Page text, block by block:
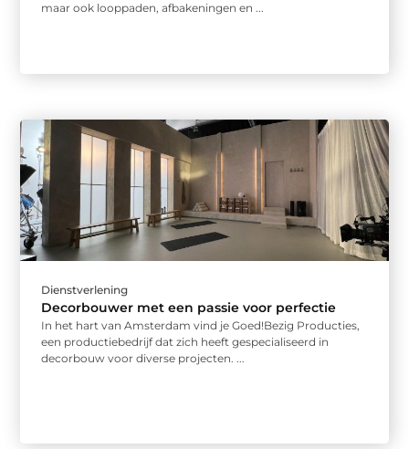
maar ook looppaden, afbakeningen en ...
Dienstverlening
Decorbouwer met een passie voor perfectie
In het hart van Amsterdam vind je Goed!Bezig Producties,
een productiebedrijf dat zich heeft gespecialiseerd in
decorbouw voor diverse projecten. ...